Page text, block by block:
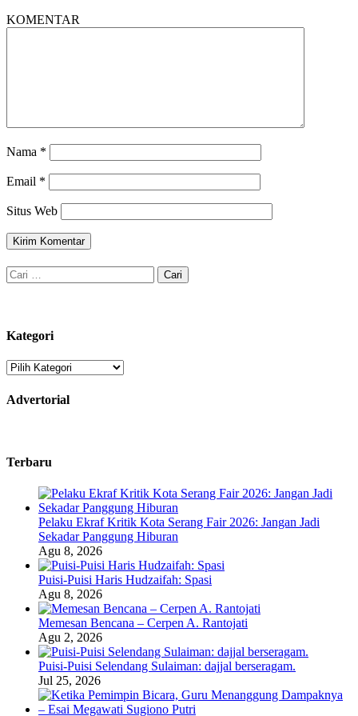
KOMENTAR
Nama *
Email *
Situs Web
Cari
untuk:
Kategori
Kategori
Advertorial
Terbaru
Pelaku Ekraf Kritik Kota Serang Fair 2026: Jangan Jadi
Sekadar Panggung Hiburan
Agu 8, 2026
Puisi-Puisi Haris Hudzaifah: Spasi
Agu 8, 2026
Memesan Bencana – Cerpen A. Rantojati
Agu 2, 2026
Puisi-Puisi Selendang Sulaiman: dajjal berseragam.
Jul 25, 2026